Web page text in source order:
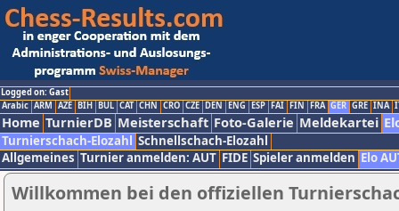
Logged on: Gast
Arabic ARM AZE BIH BUL CAT CHN CRO CZE DEN ENG ESP FAI FIN FRA GER GRE INA
Home TurnierDB Meisterschaft Foto-Galerie Meldekartei
Turnierschach-Elozahl Schnellschach-Elozahl
Allgemeines Turnier anmelden: AUT FIDE Spieler anmelden Elo
Willkommen bei den offiziellen